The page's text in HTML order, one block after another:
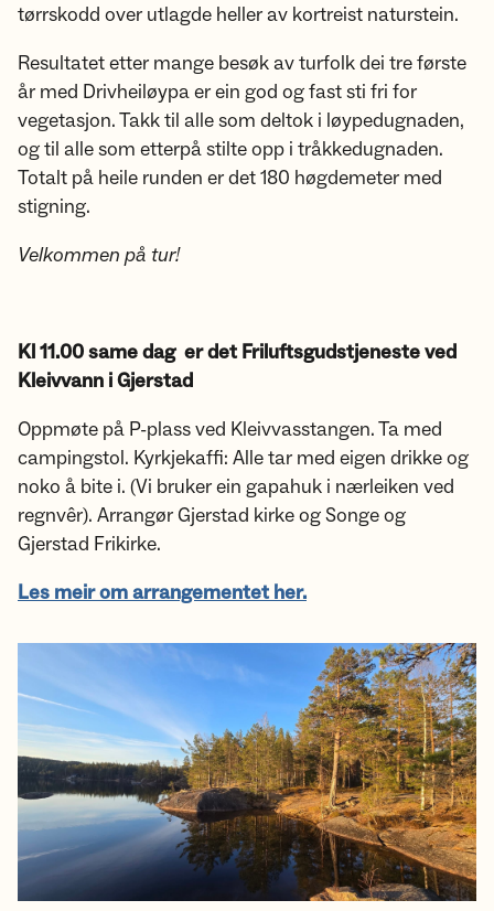
tørrskodd over utlagde heller av kortreist naturstein.
Resultatet etter mange besøk av turfolk dei tre første
år med Drivheiløypa er ein god og fast sti fri for
vegetasjon. Takk til alle som deltok i løypedugnaden,
og til alle som etterpå stilte opp i tråkkedugnaden.
Totalt på heile runden er det 180 høgdemeter med
stigning.
Velkommen på tur!
Kl 11.00 same dag er det Friluftsgudstjeneste ved
Kleivvann i Gjerstad
Oppmøte på P-plass ved Kleivvasstangen. Ta med
campingstol. Kyrkjekaffi: Alle tar med eigen drikke og
noko å bite i. (Vi bruker ein gapahuk i nærleiken ved
regnvêr). Arrangør Gjerstad kirke og Songe og
Gjerstad Frikirke.
Les meir om arrangementet her.